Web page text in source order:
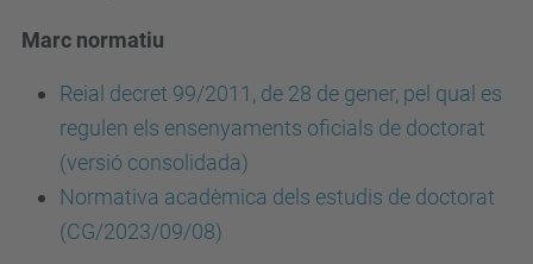
Marc normatiu
Reial decret 99/2011, de 28 de gener, pel qual es
regulen els ensenyaments oficials de doctorat
(versió consolidada)
Normativa acadèmica dels estudis de doctorat
(CG/2023/09/08)